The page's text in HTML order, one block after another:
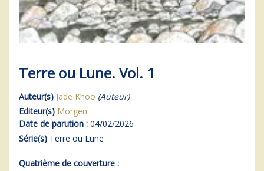
Terre ou Lune. Vol. 1
Auteur(s) Jade Khoo (Auteur)
Editeur(s) Morgen
Date de parution : 04/02/2026
Série(s) Terre ou Lune
Quatrième de couverture :